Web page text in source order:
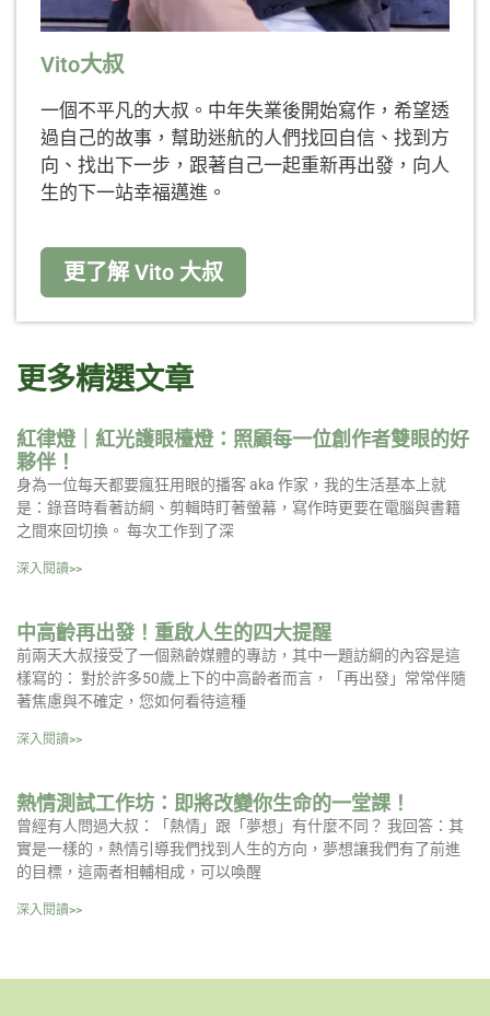
Vito大叔
一個不平凡的大叔。中年失業後開始寫作，希望透
過自己的故事，幫助迷航的人們找回自信、找到方
向、找出下一步，跟著自己一起重新再出發，向人
生的下一站幸福邁進。
更了解 Vito 大叔
更多精選文章
紅律燈｜紅光護眼檯燈：照顧每一位創作者雙眼的好
夥伴！
身為一位每天都要瘋狂用眼的播客 aka 作家，我的生活基本上就
是：錄音時看著訪綱、剪輯時盯著螢幕，寫作時更要在電腦與書籍
之間來回切換。 每次工作到了深
深入閱讀>>
中高齡再出發！重啟人生的四大提醒
前兩天大叔接受了一個熟齡媒體的專訪，其中一題訪綱的內容是這
樣寫的： 對於許多50歲上下的中高齡者而言，「再出發」常常伴隨
著焦慮與不確定，您如何看待這種
深入閱讀>>
熱情測試工作坊：即將改變你生命的一堂課！
曾經有人問過大叔：「熱情」跟「夢想」有什麼不同？ 我回答：其
實是一樣的，熱情引導我們找到人生的方向，夢想讓我們有了前進
的目標，這兩者相輔相成，可以喚醒
深入閱讀>>